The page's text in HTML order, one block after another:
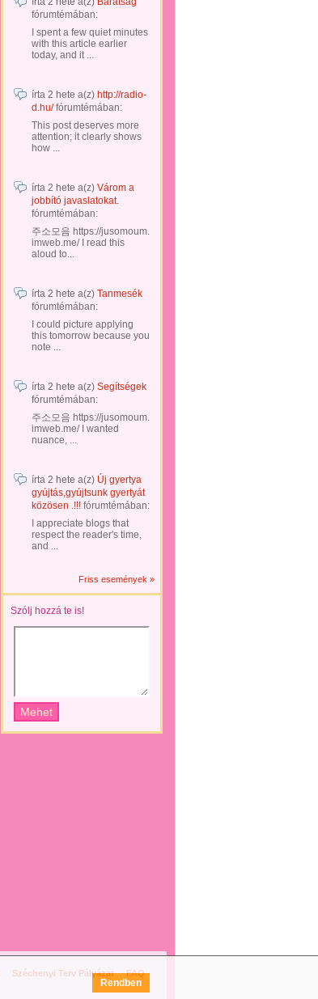
fórumtémában:
I spent a few quiet minutes
with this article earlier
today, and it ...
írta 2 hete a(z) http://radio-
d.hu/fórumtémában:
This post deserves more
attention; it clearly shows
how ...
írta 2 hete a(z) Várom a
jobbító javaslatokat.
fórumtémában:
주소모음 https://jusomoum.
imweb.me/ I read this
aloud to...
írta 2 hete a(z) Tanmesék
fórumtémában:
I could picture applying
this tomorrow because you
note ...
írta 2 hete a(z) Segítségek
fórumtémában:
주소모음 https://jusomoum.
imweb.me/ I wanted
nuance, ...
írta 2 hete a(z) Új gyertya
gyújtás,gyújtsunk gyertyát
közösen .!!! fórumtémában:
I appreciate blogs that
respect the reader's time,
and ...
Friss események »
Szólj hozzá te is!
Széchenyi Terv Pályázat FAQ
Rendben